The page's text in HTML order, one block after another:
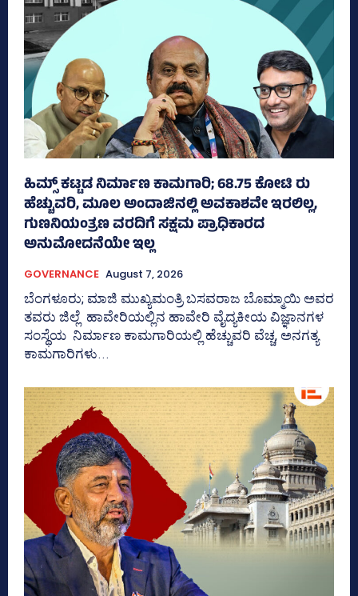
ಹಿಮ್ಸ್‌ ಕಟ್ಟಡ ನಿರ್ಮಾಣ ಕಾಮಗಾರಿ; 68.75 ಕೋಟಿ ರು
ಹೆಚ್ಚುವರಿ, ಮೂಲ ಅಂದಾಜಿನಲ್ಲಿ ಅವಕಾಶವೇ ಇರಲಿಲ್ಲ,
ಗುಣನಿಯಂತ್ರಣ ವರದಿಗೆ ಸಕ್ಷಮ ಪ್ರಾಧಿಕಾರದ
ಅನುಮೋದನೆಯೇ ಇಲ್ಲ
GOVERNANCE August 7, 2026
ಬೆಂಗಳೂರು; ಮಾಜಿ ಮುಖ್ಯಮಂತ್ರಿ ಬಸವರಾಜ ಬೊಮ್ಮಾಯಿ ಅವರ
ತವರು ಜಿಲ್ಲೆ ಹಾವೇರಿಯಲ್ಲಿನ ಹಾವೇರಿ ವೈದ್ಯಕೀಯ ವಿಜ್ಞಾನಗಳ
ಸಂಸ್ಥೆಯ ನಿರ್ಮಾಣ ಕಾಮಗಾರಿಯಲ್ಲಿ ಹೆಚ್ಚುವರಿ ವೆಚ್ಚ, ಅನಗತ್ಯ
ಕಾಮಗಾರಿಗಳು...